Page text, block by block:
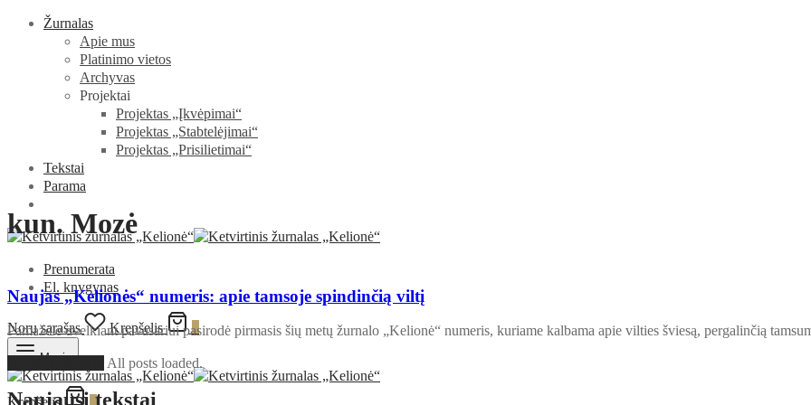
Žurnalas
Apie mus
Platinimo vietos
Archyvas
Projektai
Projektas „Įkvėpimai“
Projektas „Stabtelėjimai“
Projektas „Prisilietimai“
Tekstai
Parama
Prenumerata
El. knygynas
Norų sąrašas Krepšelis 0
Meniu
Krepšelis 0
kun. Mozė
Naujas „Kelionės“ numeris: apie tamsoje spindinčią viltį
Pamažėle dvelkiant pavasariui pasirodė pirmasis šių metų žurnalo „Kelionė“ numeris, kuriame kalbama apie vilties šviesą, pergalinčią
All posts loaded.
Naujausi tekstai